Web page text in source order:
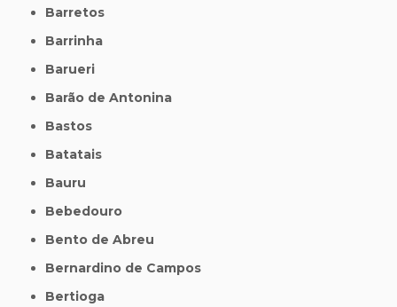
Barretos
Barrinha
Barueri
Barão de Antonina
Bastos
Batatais
Bauru
Bebedouro
Bento de Abreu
Bernardino de Campos
Bertioga